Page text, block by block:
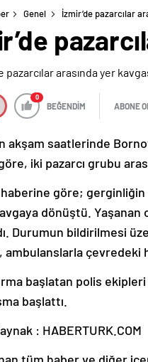
Genel İzmir’de pazarcılar
0
BEĞENDİM ABONE OL
akşam saatlerinde
iki pazarcı grubu
haberine göre;
dönüştü.
Durumun bildirilmesi
ambulanslarla çevredeki
başlatan polis ekipleri
başlattı.
: HABERTURK.COM